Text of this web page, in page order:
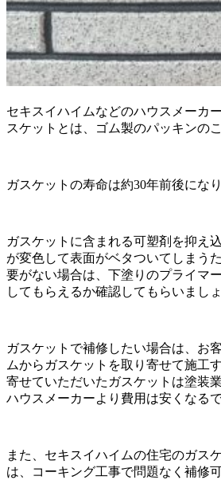
セキスイハイムなどのハウスメーカ
スケットとは、ゴム製のパッキンの
ガスケットの寿命は約30年前後になり
ガスケットに含まれる可塑剤を抑え
が変色して表面がベタついてしまう
要がない場合は、下塗りのプライマ
してもらえるか確認してもらいましょ
ガスケットで補修したい場合は、お
ムからガスケットを取り寄せて施工
寄せていただいたガスケットは塗装
ハウスメーカーより費用は安くなるで
また、セキスイハイムの住宅のガス
は、コーキング工事で問題なく補修可